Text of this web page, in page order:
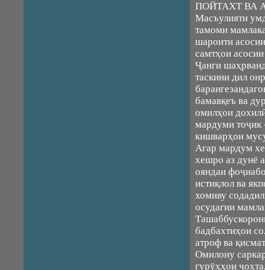
ПОЙТАХТ ВА
Масъулияти
тамоми
шароити
самтҳои
Ҷанги
таскини дил
бамавқеъ ва
омилҳои
мардуми тоҷик
кишварҳои
Агар мардум
хешро аз дунё
ояндаи
истиқлол ва
хомиву
осудагии
бадбахтиҳои
атроф ва
Омилону
гурӯҳҳои